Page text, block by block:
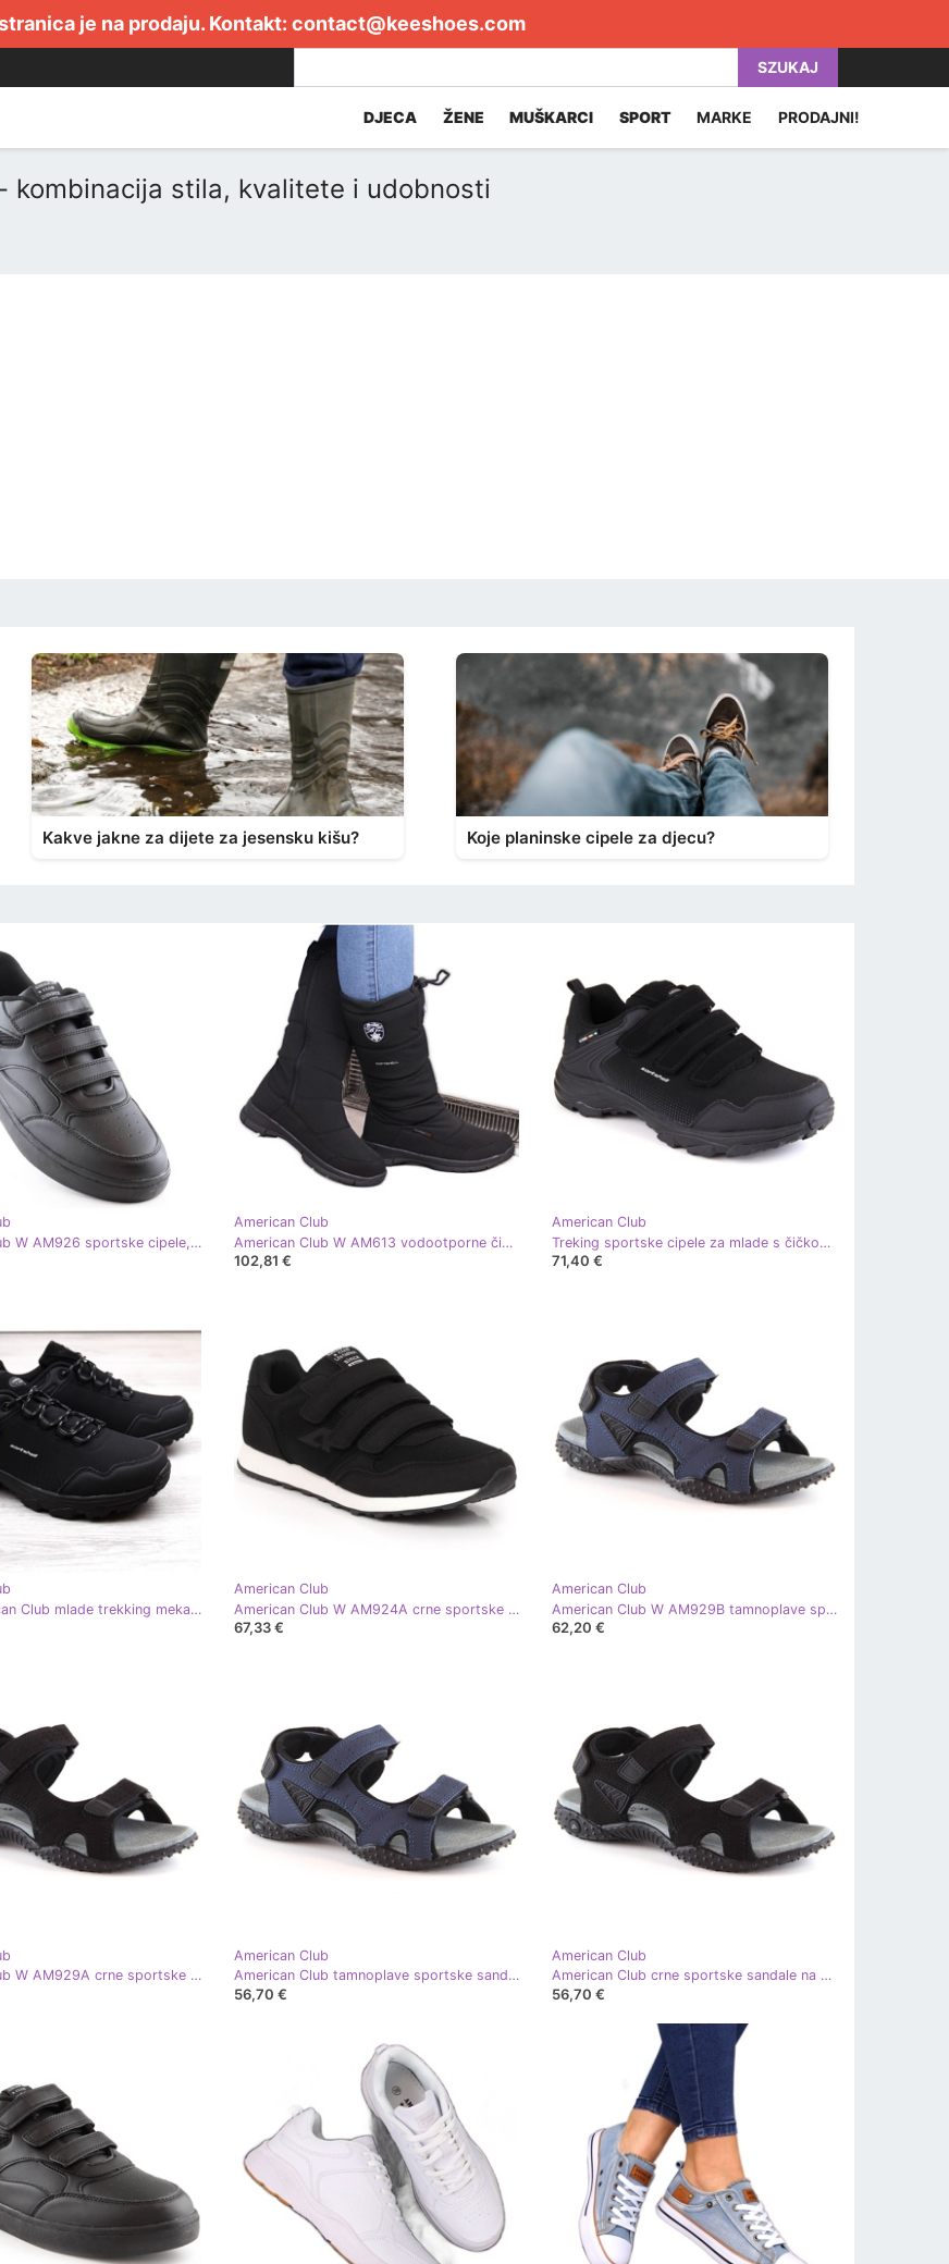
je na prodaju. Kontakt: contact@keeshoes.com
SZUKAJ
DJECA ŽENE MUŠKARCI SPORT MARKE PRODAJNI!
kombinacija stila, kvalitete i udobnosti
Kakve jakne za dijete za jesensku kišu? Koje planinske cipele za djecu?
American Club W AM926 sportske cipele, crne crna
American Club
American Club W AM613 vodootporne čizme za snijeg crna
102,81 €
American Club
Treking sportske cipele za mlade s čičkom, softshell, crne American Club crna
71,40 €
Black American Club mlade trekking mekane sportske cipele crna
American Club
American Club W AM924A crne sportske cipele na čičak crna
67,33 €
American Club
American Club W AM929B tamnoplave sportske sandale s čičkom
62,20 €
American Club W AM929A crne sportske sandale na čičak crna
American Club
American Club tamnoplave sportske sandale na čičak plava
56,70 €
American Club
American Club crne sportske sandale na čičak crna
56,70 €